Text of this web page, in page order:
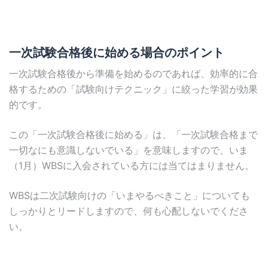
一次試験合格後に始める場合のポイント
一次試験合格後から準備を始めるのであれば、効率的に合
格するための「試験向けテクニック」に絞った学習が効果
的です。
この「一次試験合格後に始める」は、「一次試験合格まで
一切なにも意識しないでいる」を意味しますので、いま
（1月）WBSに入会されている方には当てはまりません。
WBSは二次試験向けの「いまやるべきこと」についても
しっかりとリードしますので、何も心配しないでくださ
い。